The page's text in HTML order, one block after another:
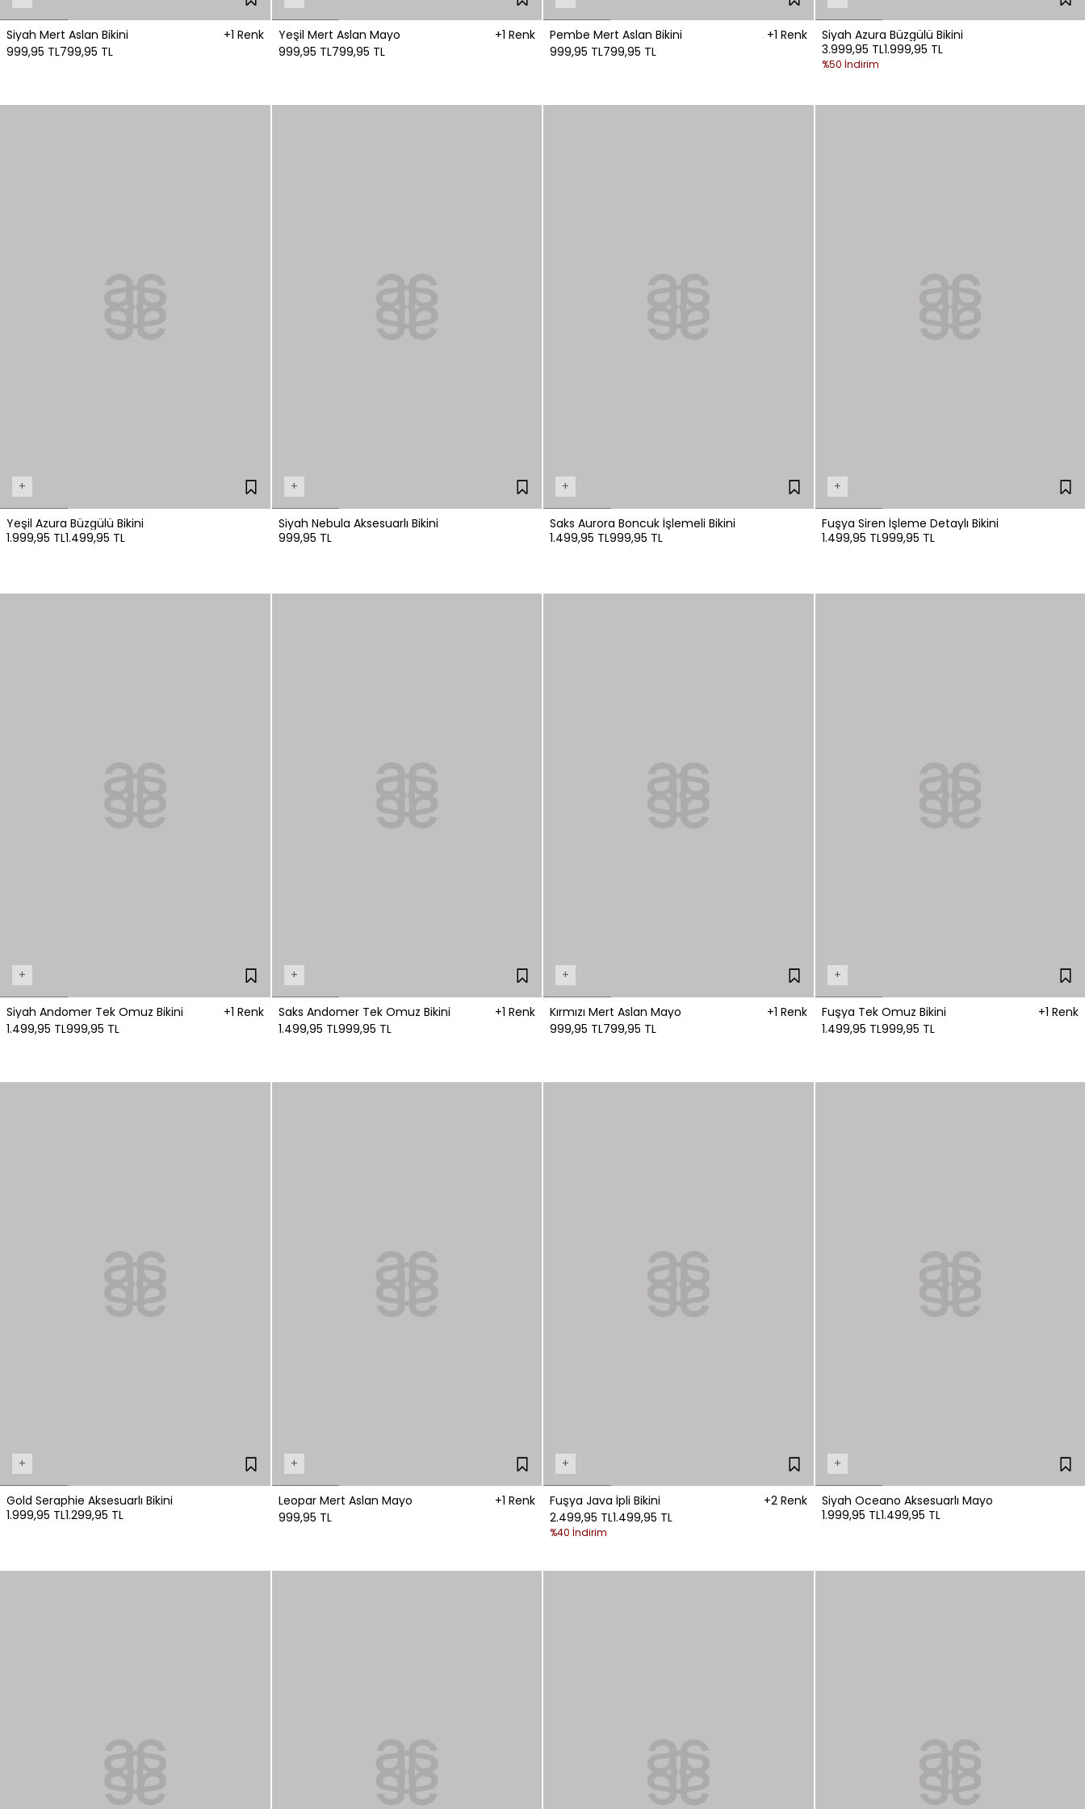
Siyah Mert Aslan Bikini
+1 Renk
999,95 TL799,95 TL
Yeşil Mert Aslan Mayo
+1 Renk
999,95 TL799,95 TL
Pembe Mert Aslan Bikini
+1 Renk
999,95 TL799,95 TL
Siyah Azura Büzgülü Bikini
3.999,95 TL1.999,95 TL
%50 İndirim
+
Yeşil Azura Büzgülü Bikini
1.999,95 TL1.499,95 TL
+
Siyah Nebula Aksesuarlı Bikini
999,95 TL
+
Saks Aurora Boncuk İşlemeli Bikini
1.499,95 TL999,95 TL
+
Fuşya Siren İşleme Detaylı Bikini
1.499,95 TL999,95 TL
+
Siyah Andomer Tek Omuz Bikini
+1 Renk
1.499,95 TL999,95 TL
+
Saks Andomer Tek Omuz Bikini
+1 Renk
1.499,95 TL999,95 TL
+
Kırmızı Mert Aslan Mayo
+1 Renk
999,95 TL799,95 TL
+
Fuşya Tek Omuz Bikini
+1 Renk
1.499,95 TL999,95 TL
+
Gold Seraphie Aksesuarlı Bikini
1.999,95 TL1.299,95 TL
+
Leopar Mert Aslan Mayo
+1 Renk
999,95 TL
+
Fuşya Java İpli Bikini
+2 Renk
2.499,95 TL1.499,95 TL
%40 İndirim
+
Siyah Oceano Aksesuarlı Mayo
1.999,95 TL1.499,95 TL